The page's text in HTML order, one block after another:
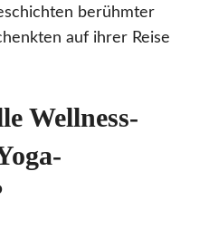
berühmter
auf ihrer Reise
Wellness-